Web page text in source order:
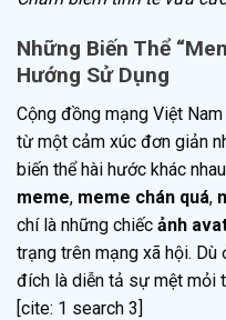
Những Biến Thể
Hướng Sử Dụng
Cộng đồng mạng Việt
từ một cảm xúc đơn giản
biến thể hài hước khác
meme, meme chán quá,
chí là những chiếc ảnh
trạng trên mạng xã hội.
đích là diễn tả sự mệt mỏi
[cite: 1 search 3]